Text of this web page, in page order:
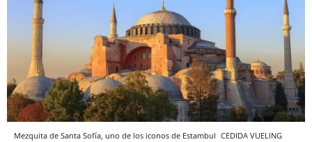
Mezquita de Santa Sofía, uno de los iconos de Estambul CEDIDA VUELING